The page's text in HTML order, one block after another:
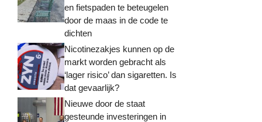
en fietspaden te beteugelen
door de maas in de code te
dichten
Nicotinezakjes kunnen op de
markt worden gebracht als
‘lager risico’ dan sigaretten. Is
dat gevaarlijk?
Nieuwe door de staat
gesteunde investeringen in